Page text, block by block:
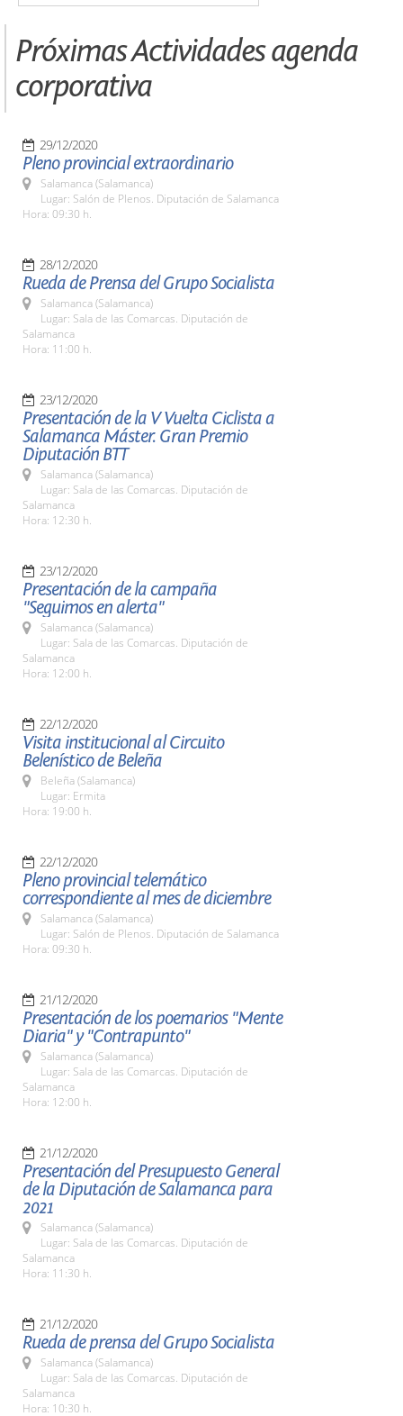
Próximas Actividades agenda
corporativa
29/12/2020
Pleno provincial extraordinario
Salamanca (Salamanca)
Lugar: Salón de Plenos. Diputación de Salamanca
Hora: 09:30 h.
28/12/2020
Rueda de Prensa del Grupo Socialista
Salamanca (Salamanca)
Lugar: Sala de las Comarcas. Diputación de
Salamanca
Hora: 11:00 h.
23/12/2020
Presentación de la V Vuelta Ciclista a
Salamanca Máster. Gran Premio
Diputación BTT
Salamanca (Salamanca)
Lugar: Sala de las Comarcas. Diputación de
Salamanca
Hora: 12:30 h.
23/12/2020
Presentación de la campaña
"Seguimos en alerta"
Salamanca (Salamanca)
Lugar: Sala de las Comarcas. Diputación de
Salamanca
Hora: 12:00 h.
22/12/2020
Visita institucional al Circuito
Belenístico de Beleña
Beleña (Salamanca)
Lugar: Ermita
Hora: 19:00 h.
22/12/2020
Pleno provincial telemático
correspondiente al mes de diciembre
Salamanca (Salamanca)
Lugar: Salón de Plenos. Diputación de Salamanca
Hora: 09:30 h.
21/12/2020
Presentación de los poemarios "Mente
Diaria" y "Contrapunto"
Salamanca (Salamanca)
Lugar: Sala de las Comarcas. Diputación de
Salamanca
Hora: 12:00 h.
21/12/2020
Presentación del Presupuesto General
de la Diputación de Salamanca para
2021
Salamanca (Salamanca)
Lugar: Sala de las Comarcas. Diputación de
Salamanca
Hora: 11:30 h.
21/12/2020
Rueda de prensa del Grupo Socialista
Salamanca (Salamanca)
Lugar: Sala de las Comarcas. Diputación de
Salamanca
Hora: 10:30 h.